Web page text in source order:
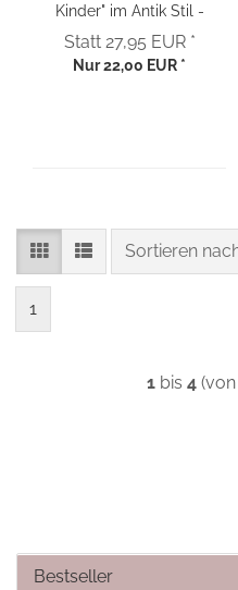
Kinder" im Antik Stil -
bronzefarben
Statt 27,95 EUR *
Nur 22,00 EUR *
Sortieren
Sortieren
1
1bis 4(von
Bestseller